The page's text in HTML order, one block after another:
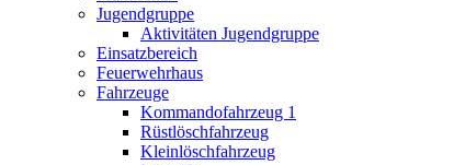
Jugendgruppe
Aktivitäten Jugendgruppe
Einsatzbereich
Feuerwehrhaus
Fahrzeuge
Kommandofahrzeug 1
Rüstlöschfahrzeug
Kleinlöschfahrzeug